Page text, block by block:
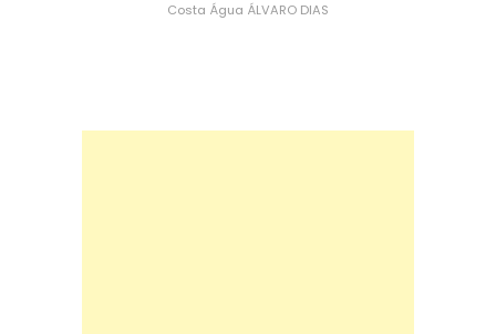
Costa Água ÁLVARO DIAS